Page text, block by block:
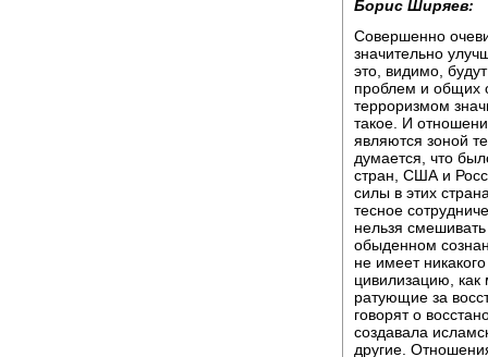
Борис Ширяев:
Совершенно
значительно
это, видимо,
проблем и общих
терроризмом
такое. И
являются зоной
думается, что
стран, США и
силы в этих
тесное
нельзя
обыденном
не имеет
цивилизацию,
ратующие за
говорят о
создавала
другие.